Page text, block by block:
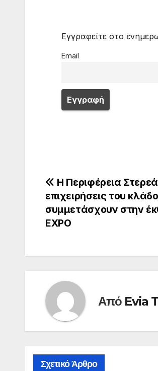
Εγγραφείτε στο
Email
Πλοήγηση
άρθρων
Η Περιφέρεια
επιχειρήσεις του
συμμετάσχουν στην
ΕΧΡΟ
Από Evia
Σχετικό Άρθρο